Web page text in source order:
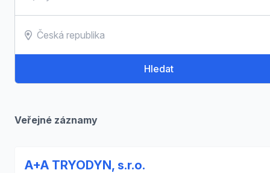
Hledat
Veřejné záznamy
A+A TRYODYN, s.r.o.